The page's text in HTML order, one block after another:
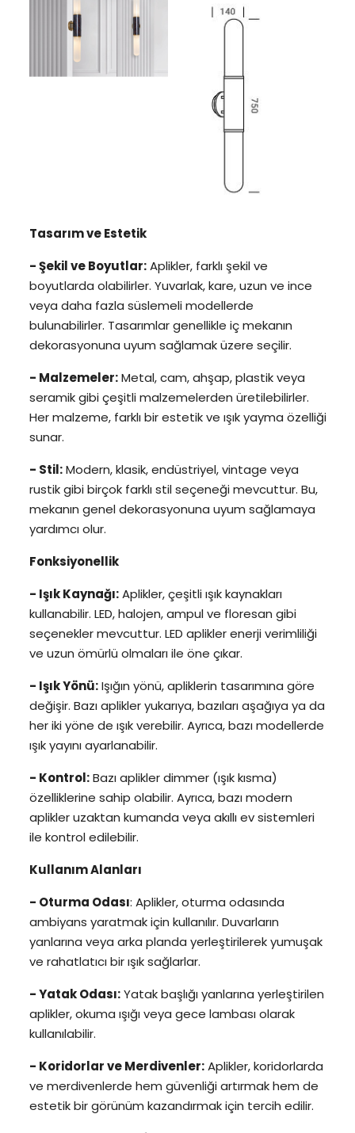
Tasarım ve Estetik
- Şekil ve Boyutlar:Aplikler, farklı şekil ve
boyutlarda olabilirler. Yuvarlak, kare, uzun ve ince
veya daha fazla süslemeli modellerde
bulunabilirler. Tasarımlar genellikle iç mekanın
dekorasyonuna uyum sağlamak üzere seçilir.
- Malzemeler:Metal, cam, ahşap, plastik veya
seramik gibi çeşitli malzemelerden üretilebilirler.
Her malzeme, farklı bir estetik ve ışık yayma özelliği
sunar.
- Stil:Modern, klasik, endüstriyel, vintage veya
rustik gibi birçok farklı stil seçeneği mevcuttur. Bu,
mekanın genel dekorasyonuna uyum sağlamaya
yardımcı olur.
Fonksiyonellik
- Işık Kaynağı:Aplikler, çeşitli ışık kaynakları
kullanabilir. LED, halojen, ampul ve floresan gibi
seçenekler mevcuttur. LED aplikler enerji verimliliği
ve uzun ömürlü olmaları ile öne çıkar.
- Işık Yönü:Işığın yönü, apliklerin tasarımına göre
değişir. Bazı aplikler yukarıya, bazıları aşağıya ya da
her iki yöne de ışık verebilir. Ayrıca, bazı modellerde
ışık yayını ayarlanabilir.
- Kontrol:Bazı aplikler dimmer (ışık kısma)
özelliklerine sahip olabilir. Ayrıca, bazı modern
aplikler uzaktan kumanda veya akıllı ev sistemleri
ile kontrol edilebilir.
Kullanım Alanları
- Oturma Odası: Aplikler, oturma odasında
ambiyans yaratmak için kullanılır. Duvarların
yanlarına veya arka planda yerleştirilerek yumuşak
ve rahatlatıcı bir ışık sağlarlar.
- Yatak Odası:Yatak başlığı yanlarına yerleştirilen
aplikler, okuma ışığı veya gece lambası olarak
kullanılabilir.
- Koridorlar ve Merdivenler:Aplikler, koridorlarda
ve merdivenlerde hem güvenliği artırmak hem de
estetik bir görünüm kazandırmak için tercih edilir.